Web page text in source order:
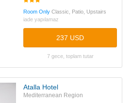
Room Only Classic, Patio, Upstairs
iade yapılamaz
237 USD
7 gece, toplam tutar
Atalla Hotel
Mediterranean Region